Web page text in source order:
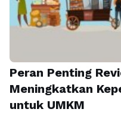
Peran Penting
Meningkatkan
untuk UMKM